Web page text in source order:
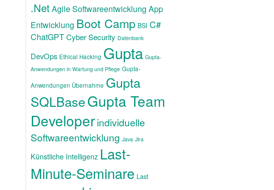
.NetAgile Softwareentwicklung App
Entwicklung Boot Camp BSI C#
ChatGPTCyber Security Datenbank
DevOps Ethical Hacking Gupta Gupta-
Anwendungen in Wartung und Pflege Gupta-
Anwendungen Übernahme Gupta
SQLBaseGupta Team
Developerindividuelle
Softwareentwicklung Java Jira
Künstliche Intelligenz Last-
Minute-Seminare Last